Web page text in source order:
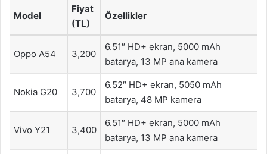
Model
Fiyat
(TL)
Özellikler
Oppo A54 3,200
6.51″ HD+ ekran, 5000 mAh
batarya, 13 MP ana kamera
Nokia G20 3,700
6.52″ HD+ ekran, 5050 mAh
batarya, 48 MP kamera
Vivo Y21 3,400
6.51″ HD+ ekran, 5000 mAh
batarya, 13 MP ana kamera